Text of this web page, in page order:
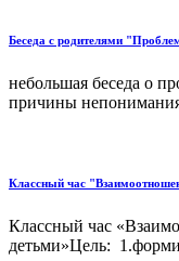
Беседа с родителями
небольшая беседа о
причины
Классный час
Классный час
детьми»Цель: